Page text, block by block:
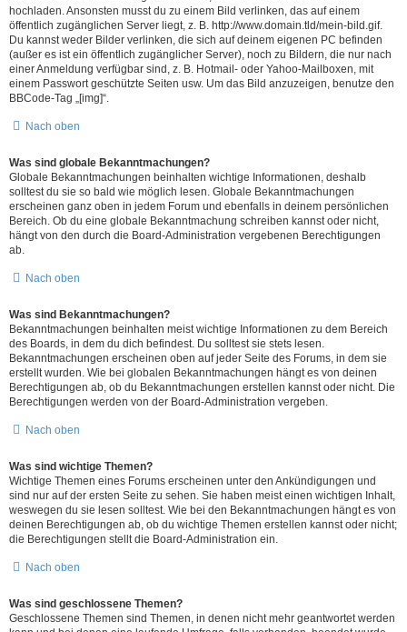
hochladen. Ansonsten musst du zu einem Bild verlinken, das auf einem
öffentlich zugänglichen Server liegt, z. B. http://www.domain.tld/mein-bild.gif.
Du kannst weder Bilder verlinken, die sich auf deinem eigenen PC befinden
(außer es ist ein öffentlich zugänglicher Server), noch zu Bildern, die nur nach
einer Anmeldung verfügbar sind, z. B. Hotmail- oder Yahoo-Mailboxen, mit
einem Passwort geschützte Seiten usw. Um das Bild anzuzeigen, benutze den
BBCode-Tag „[img]“.
Nach oben
Was sind globale Bekanntmachungen?
Globale Bekanntmachungen beinhalten wichtige Informationen, deshalb
solltest du sie so bald wie möglich lesen. Globale Bekanntmachungen
erscheinen ganz oben in jedem Forum und ebenfalls in deinem persönlichen
Bereich. Ob du eine globale Bekanntmachung schreiben kannst oder nicht,
hängt von den durch die Board-Administration vergebenen Berechtigungen
ab.
Nach oben
Was sind Bekanntmachungen?
Bekanntmachungen beinhalten meist wichtige Informationen zu dem Bereich
des Boards, in dem du dich befindest. Du solltest sie stets lesen.
Bekanntmachungen erscheinen oben auf jeder Seite des Forums, in dem sie
erstellt wurden. Wie bei globalen Bekanntmachungen hängt es von deinen
Berechtigungen ab, ob du Bekanntmachungen erstellen kannst oder nicht. Die
Berechtigungen werden von der Board-Administration vergeben.
Nach oben
Was sind wichtige Themen?
Wichtige Themen eines Forums erscheinen unter den Ankündigungen und
sind nur auf der ersten Seite zu sehen. Sie haben meist einen wichtigen Inhalt,
weswegen du sie lesen solltest. Wie bei den Bekanntmachungen hängt es von
deinen Berechtigungen ab, ob du wichtige Themen erstellen kannst oder nicht;
die Berechtigungen stellt die Board-Administration ein.
Nach oben
Was sind geschlossene Themen?
Geschlossene Themen sind Themen, in denen nicht mehr geantwortet werden